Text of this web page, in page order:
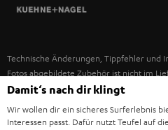
NEUHEITEN
UNSER MANAGEMENT
UNSERE WERTE
BILDUNGSRABATT
GESCHENKGUTSCHEIN
USA
WEITERE LÄNDER
Technische Änderungen, Tippfehler und
Fotos abgebildete Zubehör ist nicht im
Entsorgungsgebühren für Batterien sind
©2026 Lautsprecher Teufel GmbH - All
Damit‘s nach dir klingt
Wir wollen dir ein sicheres Surferlebnis
Interessen passt. Dafür nutzt Teufel auf